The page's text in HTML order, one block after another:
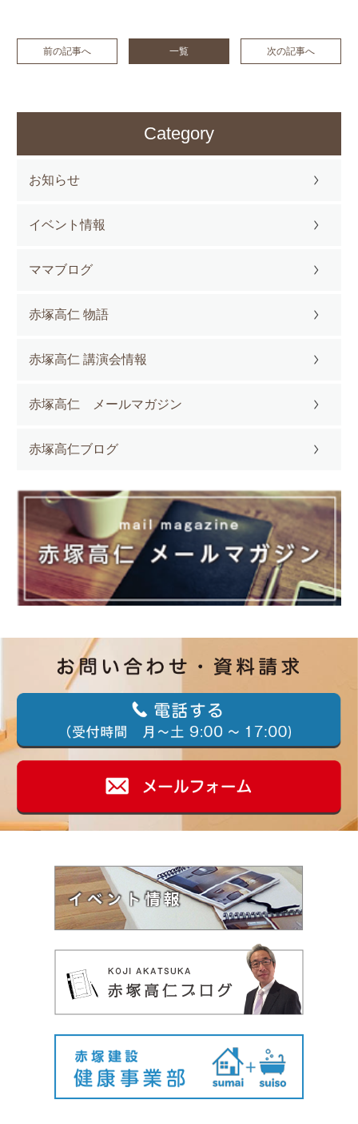
前の記事へ 一覧 次の記事へ
Category
お知らせ
イベント情報
ママブログ
赤塚高仁 物語
赤塚高仁 講演会情報
赤塚高仁 メールマガジン
赤塚高仁ブログ